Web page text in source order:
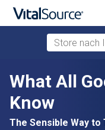
Zum Hauptinhalt
Store nach
What All
Know
The Sensible Way to